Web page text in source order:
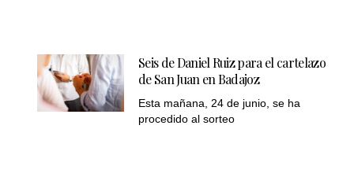
Seis de Daniel Ruiz para el cartelazo
de San Juan en Badajoz
Esta mañana, 24 de junio, se ha
procedido al sorteo